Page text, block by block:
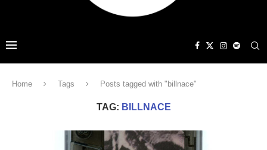
Home Tags Posts tagged with "billnace"
TAG: BILLNACE